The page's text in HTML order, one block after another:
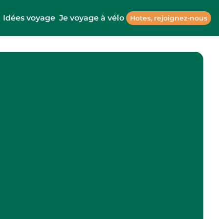
Idées voyage Je voyage à vélo Hotes, rejoignez-nous